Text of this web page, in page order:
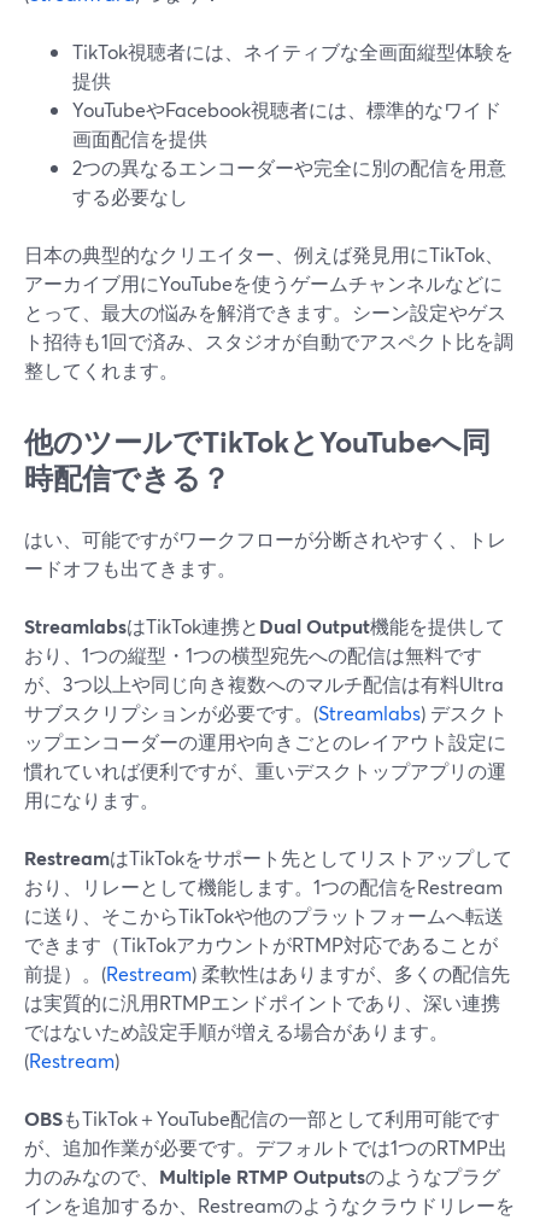
TikTok視聴者には、ネイティブな全画面縦型体験を
提供
YouTubeやFacebook視聴者には、標準的なワイド
画面配信を提供
2つの異なるエンコーダーや完全に別の配信を用意
する必要なし
日本の典型的なクリエイター、例えば発見用にTikTok、
アーカイブ用にYouTubeを使うゲームチャンネルなどに
とって、最大の悩みを解消できます。シーン設定やゲス
ト招待も1回で済み、スタジオが自動でアスペクト比を調
整してくれます。
他のツールでTikTokとYouTubeへ同
時配信できる？
はい、可能ですがワークフローが分断されやすく、トレ
ードオフも出てきます。
StreamlabsはTikTok連携とDual Output機能を提供して
おり、1つの縦型・1つの横型宛先への配信は無料です
が、3つ以上や同じ向き複数へのマルチ配信は有料Ultra
サブスクリプションが必要です。(Streamlabs) デスクト
ップエンコーダーの運用や向きごとのレイアウト設定に
慣れていれば便利ですが、重いデスクトップアプリの運
用になります。
RestreamはTikTokをサポート先としてリストアップして
おり、リレーとして機能します。1つの配信をRestream
に送り、そこからTikTokや他のプラットフォームへ転送
できます（TikTokアカウントがRTMP対応であることが
前提）。(Restream) 柔軟性はありますが、多くの配信先
は実質的に汎用RTMPエンドポイントであり、深い連携
ではないため設定手順が増える場合があります。
(Restream)
OBSもTikTok＋YouTube配信の一部として利用可能です
が、追加作業が必要です。デフォルトでは1つのRTMP出
力のみなので、 Multiple RTMP Outputsのようなプラグ
インを追加するか、Restreamのようなクラウドリレーを